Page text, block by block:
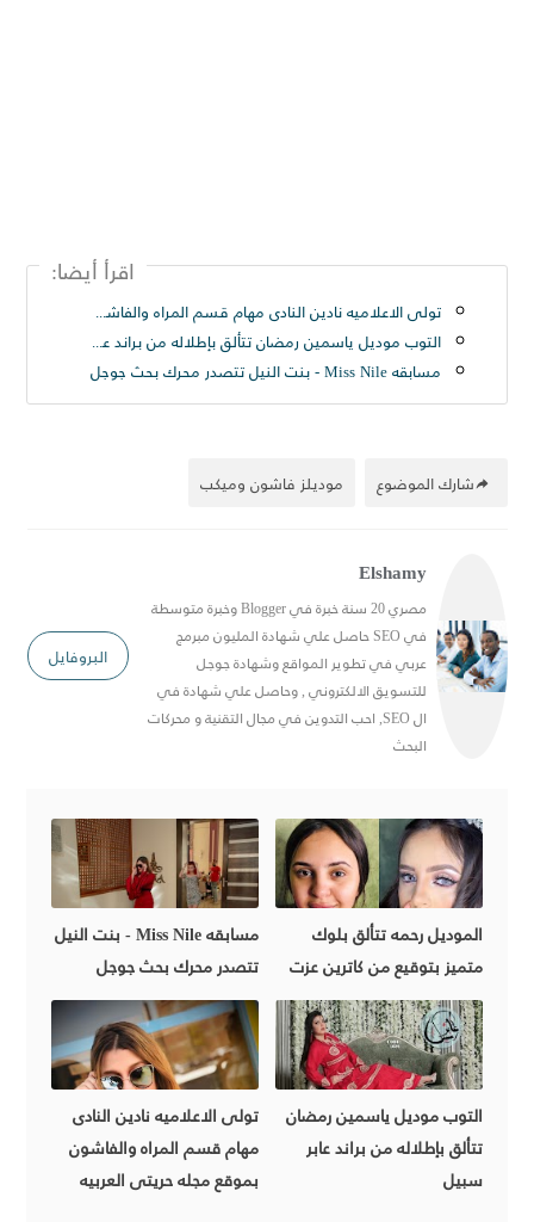
اقرأ أيضا:
تولى الاعلاميه نادين النادى مهام قسم المراه والفاشون بموقع مجله حريتى العربيه
التوب موديل ياسمين رمضان تتألق بإطلاله من براند عابر سبيل
مسابقه Miss Nile - بنت النيل تتصدر محرك بحث جوجل
موديلز فاشون وميكب شارك الموضوع
Elshamy
مصري 20 سنة خبرة في Blogger وخبرة متوسطة
في SEO حاصل علي شهادة المليون مبرمج
عربي في تطوير المواقع وشهادة جوجل
للتسويق الالكتروني , وحاصل علي شهادة في
ال SEO, احب التدوين في مجال التقنية و محركات
البحث
البروفايل
مسابقه Miss Nile - بنت النيل
تتصدر محرك بحث جوجل
الموديل رحمه تتألق بلوك
متميز بتوقيع من كاترين عزت
تولى الاعلاميه نادين النادى
مهام قسم المراه والفاشون
بموقع مجله حريتى العربيه
التوب موديل ياسمين رمضان
تتألق بإطلاله من براند عابر
سبيل